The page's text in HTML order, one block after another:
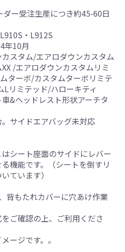
ー受注生産につき約45-60日
・L912S
年10月
スタム/エアロダウンカスタム
/エアロダウンカスタムリミ
ターボ/カスタムターボリミテ
リミテッド/ハローキティ
&ヘッドレスト形状アーチタ
サイドエアバッグ未対応
シート座面のサイドにレバー
機能です。（シートを倒すリ
ています）
背もたれカバーに穴あけ作業
をご確認の上、ご利用くださ
ージです。。